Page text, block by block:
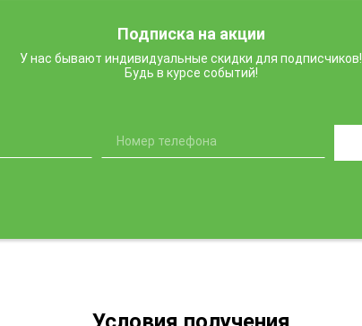
Подписка на акции
У нас бывают индивидуальные скидки для подписчиков!
Будь в курсе событий!